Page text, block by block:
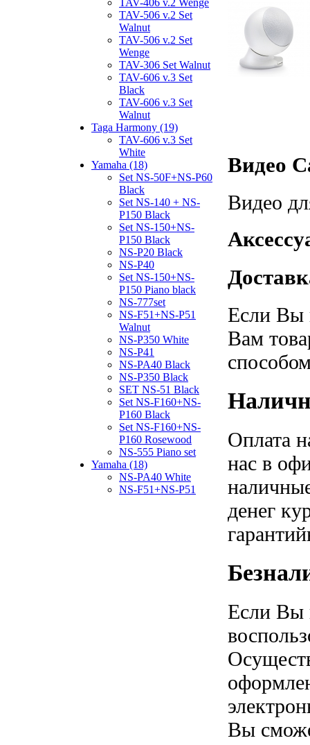
TAV-406 v.2 Wenge
TAV-506 v.2 Set
Walnut
TAV-506 v.2 Set
Wenge
TAV-306 Set Walnut
TAV-606 v.3 Set
Black
TAV-606 v.3 Set
Walnut
Taga Harmony (19)
TAV-606 v.3 Set
White
Yamaha (18)
Set NS-50F+NS-P60
Black
Set NS-140 + NS-
P150 Black
Set NS-150+NS-
P150 Black
NS-P20 Black
NS-P40
Set NS-150+NS-
P150 Piano black
NS-777set
NS-F51+NS-P51
Walnut
NS-P350 White
NS-P41
NS-PA40 Black
NS-P350 Black
SET NS-51 Black
Set NS-F160+NS-
P160 Black
Set NS-F160+NS-
P160 Rosewood
NS-555 Piano set
Yamaha (18)
NS-PA40 White
NS-F51+NS-P51
Видео
Видео
Если Вы
Вам
Оплата
нас в
денег
Если Вы
Вы